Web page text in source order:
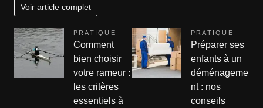
Voir article complet
PRATIQUE
Comment
bien choisir
votre rameur :
les critères
essentiels à
PRATIQUE
Préparer ses
enfants à un
déménageme
nt : nos
conseils